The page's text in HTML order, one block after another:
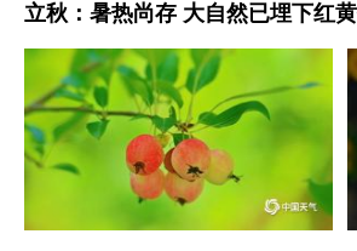
立秋：暑热尚存 大自然已埋下红